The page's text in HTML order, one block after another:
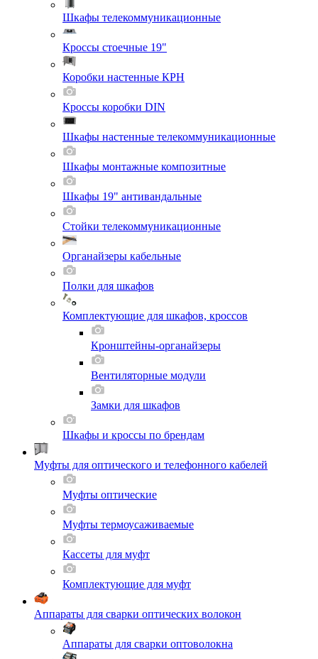
Шкафы телекоммуникационные
Кроссы стоечные 19"
Коробки настенные КРН
Кроссы коробки DIN
Шкафы настенные телекоммуникационные
Шкафы монтажные композитные
Шкафы 19" антивандальные
Стойки телекоммуникационные
Органайзеры кабельные
Полки для шкафов
Комплектующие для шкафов, кроссов
Кронштейны-органайзеры
Вентиляторные модули
Замки для шкафов
Шкафы и кроссы по брендам
Муфты для оптического и телефонного кабелей
Муфты оптические
Муфты термоусаживаемые
Кассеты для муфт
Комплектующие для муфт
Аппараты для сварки оптических волокон
Аппараты для сварки оптоволокна